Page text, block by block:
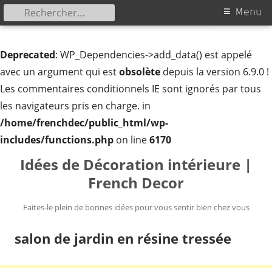
Deprecated: WP_Dependencies->add_data() est appelé
avec un argument qui estobsolète depuis la version 6.9.0 !
Les commentaires conditionnels IE sont ignorés par tous
les navigateurs pris en charge. in
/home/frenchdec/public_html/wp-
includes/functions.php on line6170
Idées de Décoration intérieure |
French Decor
Faites-le plein de bonnes idées pour vous sentir bien chez vous
Menu
Menu
Rechercher :
salon de jardin en résine tressée